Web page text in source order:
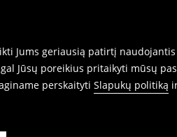
Jums geriausią patirtį
Jūsų poreikius pritaikyti mūsų
perskaityti Slapukų politiką